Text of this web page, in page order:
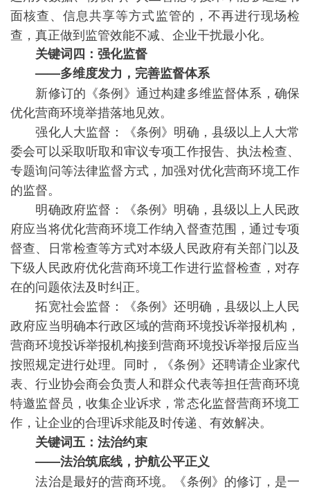
面核查、信息共享等方式监管的，不再进行现场检
查，真正做到监管效能不减、企业干扰最小化。
关键词四：强化监督
——多维度发力，完善监督体系
新修订的《条例》通过构建多维监督体系，确保
优化营商环境举措落地见效。
强化人大监督：《条例》明确，县级以上人大常
委会可以采取听取和审议专项工作报告、执法检查、
专题询问等法律监督方式，加强对优化营商环境工作
的监督。
明确政府监督：《条例》明确，县级以上人民政
府应当将优化营商环境工作纳入督查范围，通过专项
督查、日常检查等方式对本级人民政府有关部门以及
下级人民政府优化营商环境工作进行监督检查，对存
在的问题依法及时纠正。
拓宽社会监督：《条例》还明确，县级以上人民
政府应当明确本行政区域的营商环境投诉举报机构，
营商环境投诉举报机构接到营商环境投诉举报后应当
按照规定进行处理。同时，《条例》还聘请企业家代
表、行业协会商会负责人和群众代表等担任营商环境
特邀监督员，收集企业诉求，常态化监督营商环境工
作，让企业的合理诉求能及时传递、有效解决。
关键词五：法治约束
——法治筑底线，护航公平正义
法治是最好的营商环境。《条例》的修订，是一